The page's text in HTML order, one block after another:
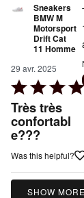
Sneakers
BMW M
Motorsport
Drift Cat
11 Homme
29 avr. 2025
Rated
5
out
of
5
Très très
confortabl
e???
Was this helpful?
SHOW MORE